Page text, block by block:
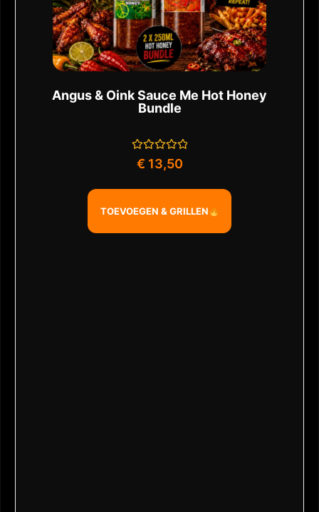
Angus & Oink Sauce Me Hot Honey
Bundle
Gewaardeerd
5
€ 13,50
TOEVOEGEN & GRILLEN